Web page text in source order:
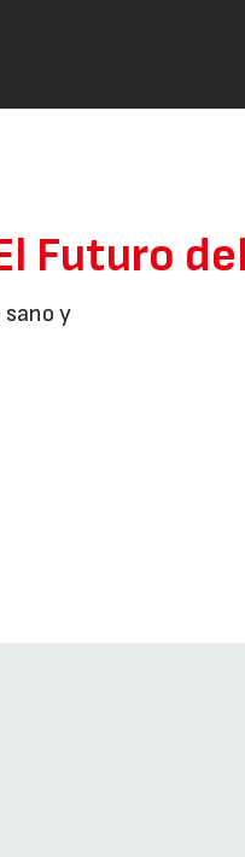
Futuro
y